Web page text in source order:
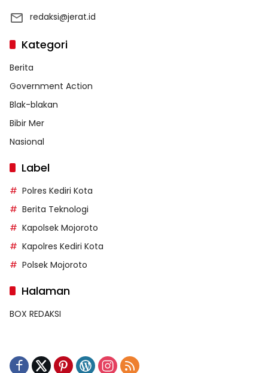
redaksi@jerat.id
Kategori
Berita
Government Action
Blak-blakan
Bibir Mer
Nasional
Label
Polres Kediri Kota
Berita Teknologi
Kapolsek Mojoroto
Kapolres Kediri Kota
Polsek Mojoroto
Halaman
BOX REDAKSI